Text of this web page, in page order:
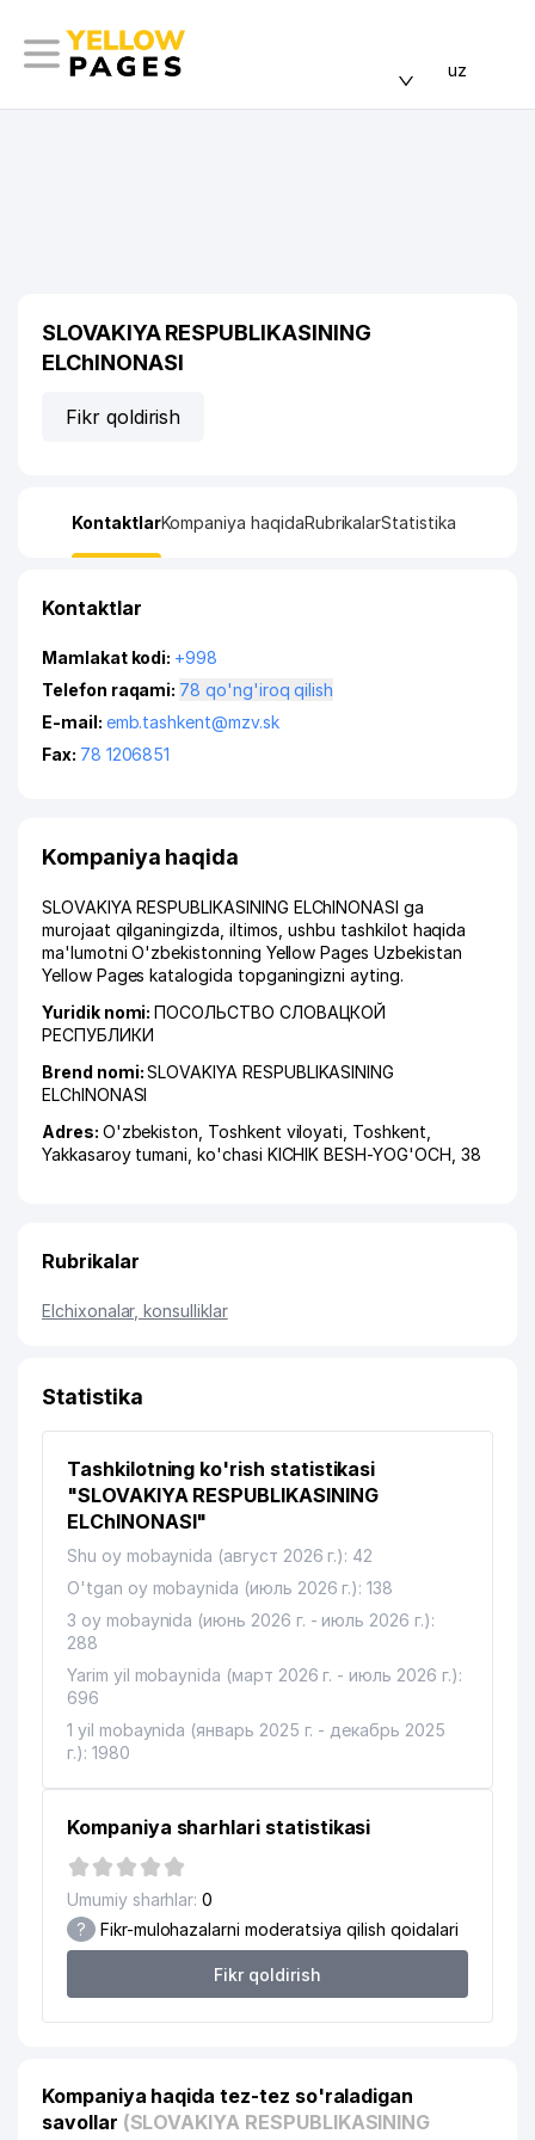
uz
SLOVAKIYA RESPUBLIKASINING
ELChINONASI
Fikr qoldirish
KontaktlarKompaniya haqidaRubrikalarStatistika
Kontaktlar
Mamlakat kodi: +998
Telefon raqami:
78 qo'ng'iroq qilish
E-mail: emb.tashkent@mzv.sk
Fax: 78 1206851
Kompaniya haqida
SLOVAKIYA RESPUBLIKASINING ELChINONASI ga
murojaat qilganingizda, iltimos, ushbu tashkilot haqida
ma'lumotni O'zbekistonning Yellow Pages Uzbekistan
Yellow Pages katalogida topganingizni ayting.
Yuridik nomi:ПОСОЛЬСТВО СЛОВАЦКОЙ
РЕСПУБЛИКИ
Brend nomi:SLOVAKIYA RESPUBLIKASINING
ELChINONASI
Adres: O'zbekiston, Toshkent viloyati Toshkent
Yakkasaroy tumani ,ko'chasi KICHIK BESH-YOG'OCH , 38
Rubrikalar
Elchixonalar, konsulliklar
Statistika
Tashkilotning ko'rish statistikasi
"SLOVAKIYA RESPUBLIKASINING
ELChINONASI"
Shu oy mobaynida (август 2026 г.): 42
O'tgan oy mobaynida (июль 2026 г.): 138
3 oy mobaynida (июнь 2026 г. - июль 2026 г.):
288
Yarim yil mobaynida (март 2026 г. - июль 2026 г.):
696
1 yil mobaynida (январь 2025 г. - декабрь 2025
г.): 1980
Kompaniya sharhlari statistikasi
Umumiy sharhlar: 0
? Fikr-mulohazalarni moderatsiya qilish qoidalari
Fikr qoldirish
Kompaniya haqida tez-tez so'raladigan
savollar (SLOVAKIYA RESPUBLIKASINING